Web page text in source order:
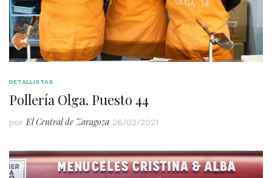
DETALLISTAS
Pollería Olga. Puesto 44
por El Central de Zaragoza 26/02/2021